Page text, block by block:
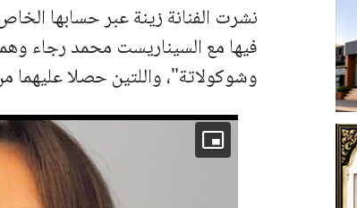
نشرت الفنانة زينة عبر حسابها
فيها مع السيناريست محمد رجاء
وشوكولاتة"، واللتين حصلا عليهما